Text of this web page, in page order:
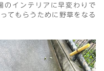
のインテリアに早変わりで
てもらうために野草をなる